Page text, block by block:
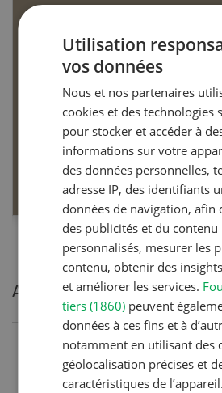
Dossier Articles
EN SAVOIR
Articles les plus lues
Production animale
Noms de vaches
Utilisation
vos données
Nous et nos partenaires
cookies et des technologies
pour stocker et accéder à
informations sur votre
des données personnelles,
adresse IP, des identifiants
données de navigation, afin
des publicités et du contenu
personnalisés, mesurer les
contenu, obtenir des
et améliorer les services.
tiers (1860) peuvent
données à ces fins et à
notamment en utilisant des
géolocalisation précises et
caractéristiques de